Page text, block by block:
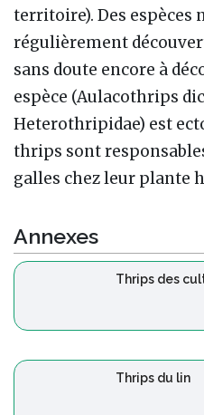
territoire). Des espèces
régulièrement
sans doute encore à
espèce (Aulacothrips
Heterothripidae) est
thrips sont
galles chez leur plante
Annexes
Thrips des
Thrips du lin